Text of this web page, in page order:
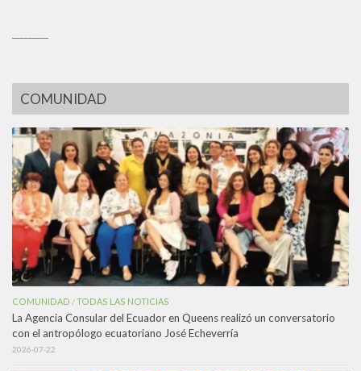
COMUNIDAD
COMUNIDAD /TODAS LAS NOTICIAS
La Agencia Consular del Ecuador en Queens realizó un conversatorio
con el antropólogo ecuatoriano José Echeverría
2026-07-22